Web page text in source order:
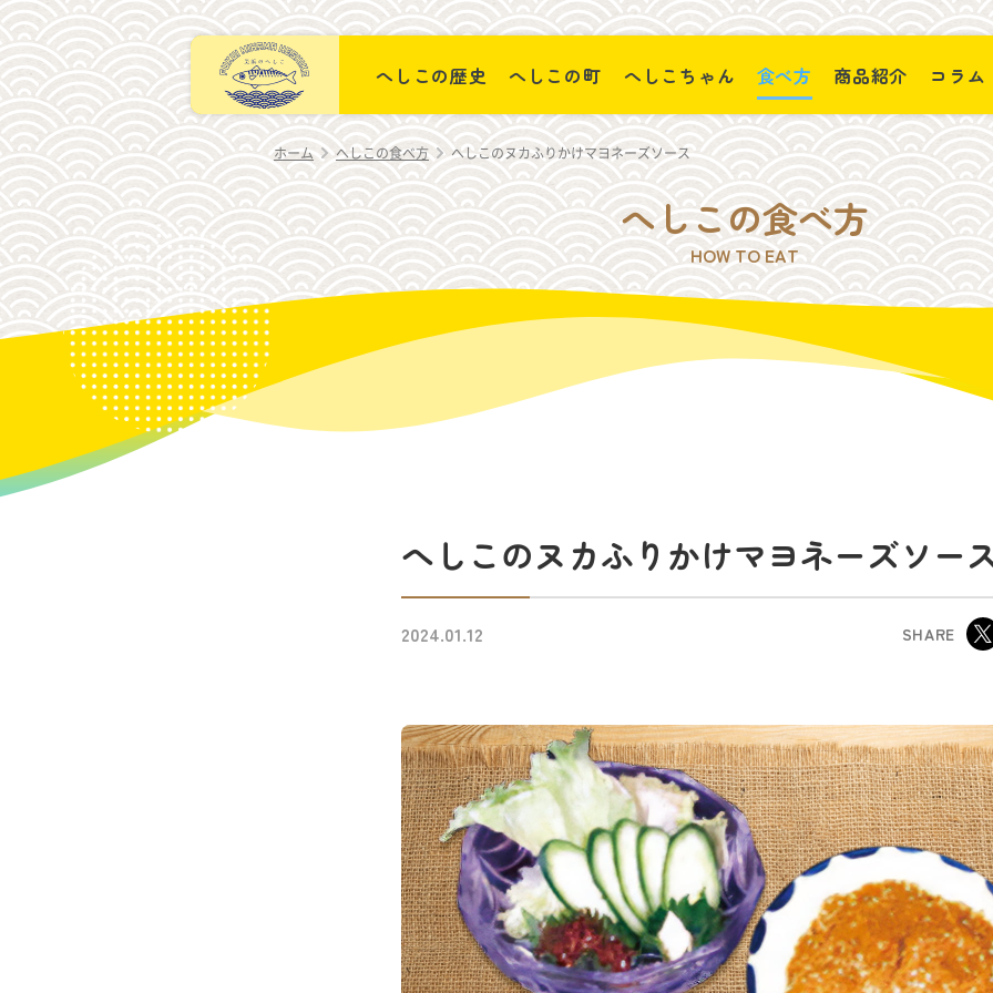
へしこの歴史 へしこの町 へしこちゃん 食べ方 商品紹介 コラム
ホーム へしこの食べ方 へしこのヌカふりかけマヨネーズソース
へしこの食べ方
HOW TO EAT
へしこのヌカふりかけマヨネーズソー
2024.01.12 SHARE